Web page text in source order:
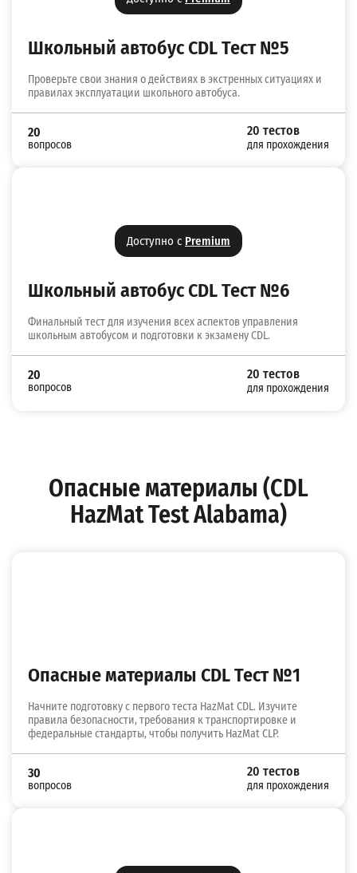
Школьный автобус CDL Тест №5
Проверьте свои знания о действиях в экстренных ситуациях и
правилах эксплуатации школьного автобуса.
20
вопросов
20 тестов
для прохождения
Доступно с Premium
Школьный автобус CDL Тест №6
Финальный тест для изучения всех аспектов управления
школьным автобусом и подготовки к экзамену CDL.
20
вопросов
20 тестов
для прохождения
Опасные материалы (CDL
HazMat Test Alabama)
Опасные материалы CDL Тест №1
Начните подготовку с первого теста HazMat CDL. Изучите
правила безопасности, требования к транспортировке и
федеральные стандарты, чтобы получить HazMat CLP.
30
вопросов
20 тестов
для прохождения